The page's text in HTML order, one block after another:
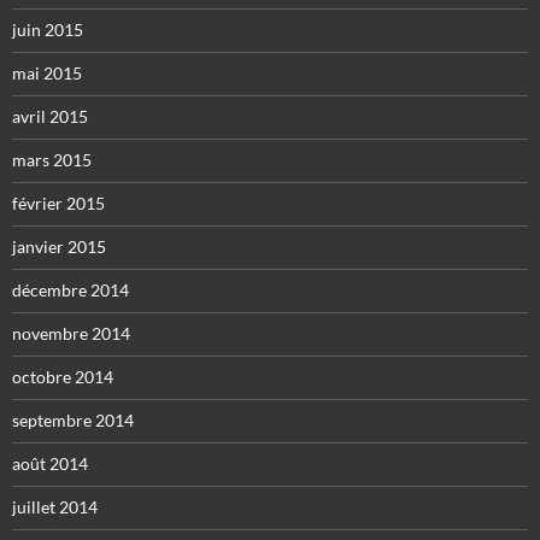
juin 2015
mai 2015
avril 2015
mars 2015
février 2015
janvier 2015
décembre 2014
novembre 2014
octobre 2014
septembre 2014
août 2014
juillet 2014